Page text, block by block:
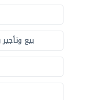
بيع